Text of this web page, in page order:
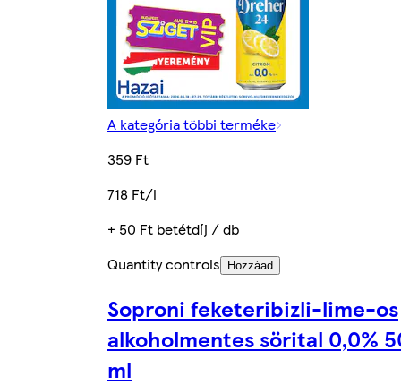
A kategória többi terméke
359 Ft
718 Ft/l
+ 50 Ft betétdíj / db
Quantity controls
Hozzáad
Soproni feketeribizli-lime-os
alkoholmentes sörital 0,0%
ml